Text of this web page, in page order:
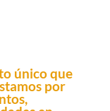
único que
por